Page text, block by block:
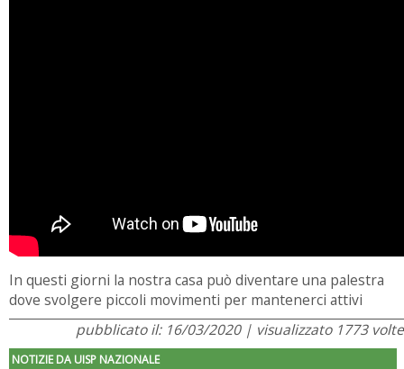
In questi giorni la nostra casa può diventare una palestra
dove svolgere piccoli movimenti per mantenerci attivi
pubblicato il: 16/03/2020 | visualizzato 1773 volte
NOTIZIE DA UISP NAZIONALE